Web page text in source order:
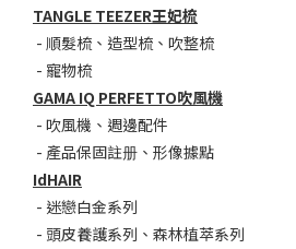
TANGLE TEEZER王妃梳
- 順髮梳 、 造型梳 、 吹整梳
- 寵物梳
GAMA IQ PERFETTO吹風機
- 吹風機 、 週邊配件
- 產品保固註册 、 形像據點
IdHAIR
- 迷戀白金系列
- 頭皮養護系列 、 森林植萃系列